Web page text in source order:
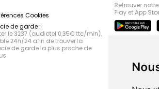
Cookies
de garde :
le 3237 (audiotel 0,35€ ttc/min),
24h/24 afin de trouver la
de garde la plus proche de
Retrouver
Play et App